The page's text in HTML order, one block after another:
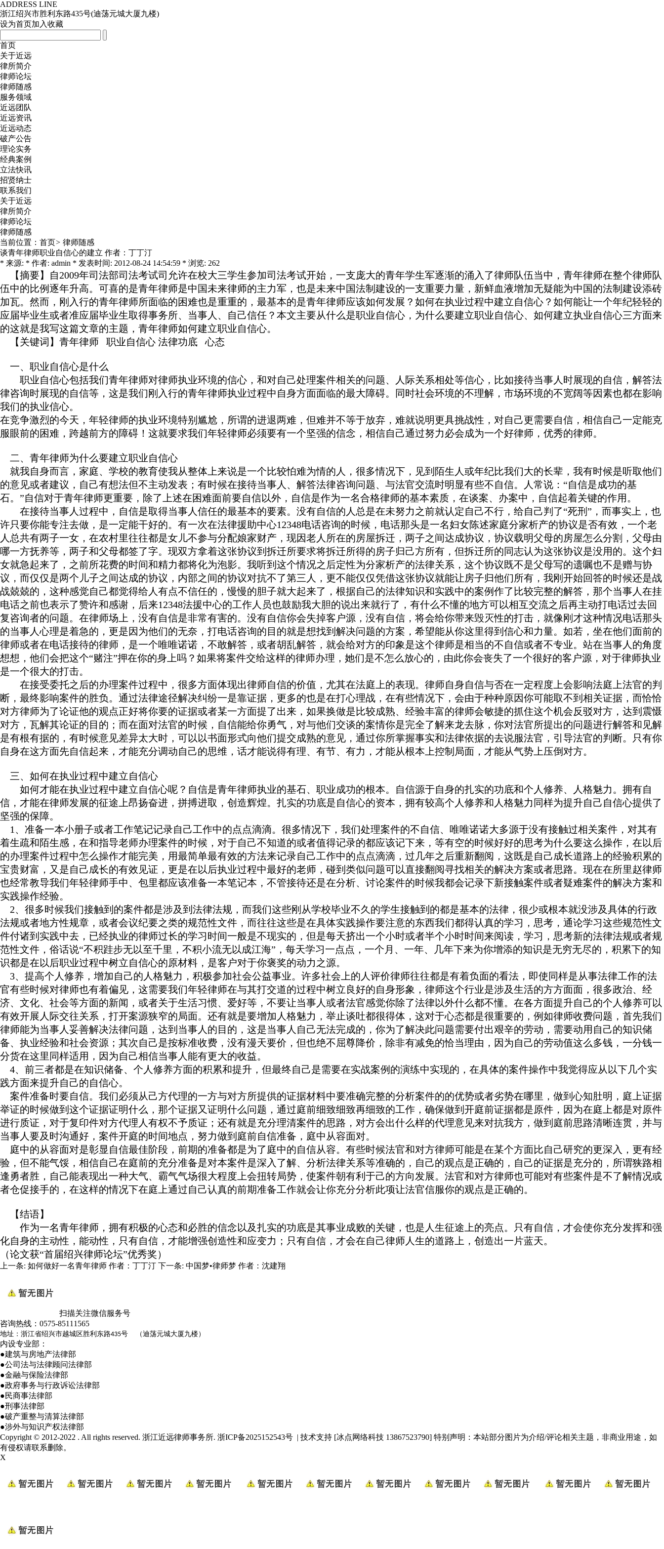
ADDRESS LINE
浙江绍兴市胜利东路435号(迪荡元城大厦九楼)
设为首页加入收藏
首页
关于近远
律所简介
律师论坛
律师随感
服务领域
近远团队
近远资讯
近远动态
破产公告
理论实务
经典案例
立法快讯
招贤纳士
联系我们
关于近远
律所简介
律师论坛
律师随感
当前位置： 首页> 律师随感
谈青年律师职业自信心的建立 作者：丁丁汀
* 来源: * 作者: admin * 发表时间: 2012-08-24 14:54:59 * 浏览: 262
【摘要】自2009年司法部司法考试司允许在校大三学生参加司法考试开始，一支庞大的青年学生军逐渐的涌入了律师队伍当中，青年律师在整个律师队
伍中的比例逐年升高。可喜的是青年律师是中国未来律师的主力军，也是未来中国法制建设的一支重要力量，新鲜血液增加无疑能为中国的法制建设添砖
加瓦。然而，刚入行的青年律师所面临的困难也是重重的，最基本的是青年律师应该如何发展？如何在执业过程中建立自信心？如何能让一个年纪轻轻的
应届毕业生或者准应届毕业生取得事务所、当事人、自己信任？本文主要从什么是职业自信心，为什么要建立职业自信心、如何建立执业自信心三方面来
的这就是我写这篇文章的主题，青年律师如何建立职业自信心。
【关键词 】青年律师 职业自信心 法律功底 心态
一、职业自信心是什么
职业自信心包括我们青年律师对律师执业环境的信心，和对自己处理案件相关的问题、人际关系相处等信心，比如接待当事人时展现的自信，解答法
律咨询时展现的自信等，这是我们刚入行的青年律师执业过程中自身方面面临的最大障碍。同时社会环境的不理解，市场环境的不宽阔等因素也都在影响
我们的执业信心。
在竞争激烈的今天，年轻律师的执业环境特别尴尬，所谓的进退两难，但难并不等于放弃，难就说明更具挑战性，对自己更需要自信，相信自己一定能克
服眼前的困难，跨越前方的障碍！这就要求我们年轻律师必须要有一个坚强的信念，相信自己通过努力必会成为一个好律师，优秀的律师。
二、青年律师为什么要建立职业自信心
就我自身而言，家庭、学校的教育使我从整体上来说是一个比较怕难为情的人，很多情况下，见到陌生人或年纪比我们大的长辈，我有时候是听取他们
的意见或者建议，自己有想法但不主动发表；有时候在接待当事人、解答法律咨询问题、与法官交流时明显有些不自信。人常说：“自信是成功的基
石。”自信对于青年律师更重要，除了上述在困难面前要自信以外，自信是作为一名合格律师的基本素质，在谈案、办案中，自信起着关键的作用。
在接待当事人过程中，自信是取得当事人信任的最基本的要素。没有自信的人总是在未努力之前就认定自己不行，给自己判了“死刑”，而事实上，也
许只要你能专注去做，是一定能干好的。有一次在法律援助中心12348电话咨询的时候，电话那头是一名妇女陈述家庭分家析产的协议是否有效，一个老
人总共有两子一女，在农村里往往都是女儿不参与分配娘家财产，现因老人所在的房屋拆迁，两子之间达成协议，协议载明父母的房屋怎么分割，父母由
哪一方抚养等，两子和父母都签了字。现双方拿着这张协议到拆迁所要求将拆迁所得的房子归己方所有，但拆迁所的同志认为这张协议是没用的。这个妇
女就急起来了，之前所花费的时间和精力都将化为泡影。我听到这个情况之后定性为分家析产的法律关系，这个协议既不是父母写的遗嘱也不是赠与协
议，而仅仅是两个儿子之间达成的协议，内部之间的协议对抗不了第三人，更不能仅仅凭借这张协议就能让房子归他们所有，我刚开始回答的时候还是战
战兢兢的，这种感觉自己都觉得给人有点不信任的，慢慢的胆子就大起来了，根据自己的法律知识和实践中的案例作了比较完整的解答，那个当事人在挂
电话之前也表示了赞许和感谢，后来12348法援中心的工作人员也鼓励我大胆的说出来就行了，有什么不懂的地方可以相互交流之后再主动打电话过去回
复咨询者的问题。在律师场上，没有自信是非常有害的。没有自信你会失掉客户源，没有自信，将会给你带来毁灭性的打击，就像刚才这种情况电话那头
的当事人心理是着急的，更是因为他们的无奈，打电话咨询的目的就是想找到解决问题的方案，希望能从你这里得到信心和力量。如若，坐在他们面前的
律师或者在电话接待的律师，是一个唯唯诺诺，不敢解答，或者胡乱解答，就会给对方的印象是这个律师是相当的不自信或者不专业。站在当事人的角度
想想，他们会把这个“赌注”押在你的身上吗？如果将案件交给这样的律师办理，她们是不怎么放心的，由此你会丧失了一个很好的客户源，对于律师执业
是一个很大的打击。
在接受委托之后的办理案件过程中，很多方面体现出律师自信的价值，尤其在法庭上的表现。律师自身自信与否在一定程度上会影响法庭上法官的判
断，最终影响案件的胜负。通过法律途径解决纠纷一是靠证据，更多的也是在打心理战，在有些情况下，会由于种种原因你可能取不到相关证据，而恰恰
对方律师为了论证他的观点正好将你要的证据或者某一方面提了出来，如果换做是比较成熟、经验丰富的律师会敏捷的抓住这个机会反驳对方，达到震慑
对方，瓦解其论证的目的；而在面对法官的时候，自信能给你勇气，对与他们交谈的案情你是完全了解来龙去脉，你对法官所提出的问题进行解答和见解
是有根有据的，有时候意见差异太大时，可以以书面形式向他们提交成熟的意见，通过你所掌握事实和法律依据的去说服法官，引导法官的判断。只有你
自身在这方面先自信起来，才能充分调动自己的思维，话才能说得有理、有节、有力，才能从根本上控制局面，才能从气势上压倒对方。
三、如何在执业过程中建立自信心
如何才能在执业过程中建立自信心呢？自信是青年律师执业的基石、职业成功的根本。自信源于自身的扎实的功底和个人修养、人格魅力。拥有自
信，才能在律师发展的征途上昂扬奋进，拼搏进取，创造辉煌。扎实的功底是自信心的资本，拥有较高个人修养和人格魅力同样为提升自己自信心提供了
坚强的保障。
1、准备一本小册子或者工作笔记记录自己工作中的点点滴滴。很多情况下，我们处理案件的不自信、唯唯诺诺大多源于没有接触过相关案件，对其有
着生疏和陌生感，在和指导老师办理案件的时候，对于自己不知道的或者值得记录的都应该记下来，等有空的时候好好的思考为什么要这么操作，在以后
的办理案件过程中怎么操作才能完美，用最简单最有效的方法来记录自己工作中的点点滴滴，过几年之后重新翻阅，这既是自己成长道路上的经验积累的
宝贵财富，又是自己成长的有效见证，更是在以后执业过程中最好的老师，碰到类似问题可以直接翻阅寻找相关的解决方案或者思路。现在在所里赵律师
也经常教导我们年轻律师手中、包里都应该准备一本笔记本，不管接待还是在分析、讨论案件的时候我都会记录下新接触案件或者疑难案件的解决方案和
实践操作经验。
2、很多时候我们接触到的案件都是涉及到法律法规，而我们这些刚从学校毕业不久的学生接触到的都是基本的法律，很少或根本就没涉及具体的行政
法规或者地方性规章，或者会议纪要之类的规范性文件，而往往这些是在具体实践操作要注意的东西我们都得认真的学习，思考，通论学习这些规范性文
件付诸到实践中去，已经执业的律师过长的学习时间一般是不现实的，但是每天挤出一个小时或者半个小时时间来阅读，学习，思考新的法律法规或者规
范性文件，俗话说“不积跬步无以至千里，不积小流无以成江海”，每天学习一点点，一个月、一年、几年下来为你增添的知识是无穷无尽的，积累下的知
识都是在以后职业过程中树立自信心的原材料，是客户对于你褒奖的动力之源。
3、提高个人修养，增加自己的人格魅力，积极参加社会公益事业。许多社会上的人评价律师往往都是有着负面的看法，即使同样是从事法律工作的法
官有些时候对律师也有着偏见，这需要我们年轻律师在与其打交道的过程中树立良好的自身形象，律师这个行业是涉及生活的方方面面，很多政治、经
济、文化、社会等方面的新闻，或者关于生活习惯、爱好等，不要让当事人或者法官感觉你除了法律以外什么都不懂。在各方面提升自己的个人修养可以
有效开展人际交往关系，打开案源狭窄的局面。还有就是要增加人格魅力，举止谈吐都很得体，这对于心态都是很重要的，例如律师收费问题，首先我们
律师能为当事人妥善解决法律问题，达到当事人的目的，这是当事人自己无法完成的，你为了解决此问题需要付出艰辛的劳动，需要动用自己的知识储
备、执业经验和社会资源；其次自己是按标准收费，没有漫天要价，但也绝不屈尊降价，除非有减免的恰当理由，因为自己的劳动值这么多钱，一分钱一
分货在这里同样适用，因为自己相信当事人能有更大的收益。
4、前三者都是在知识储备、个人修养方面的积累和提升，但最终自己是需要在实战案例的演练中实现的，在具体的案件操作中我觉得应从以下几个实
践方面来提升自己的自信心。
案件准备时要自信。我们必须从己方代理的一方与对方所提供的证据材料中要准确完整的分析案件的的优势或者劣势在哪里，做到心知肚明，庭上证据
举证的时候做到这个证据证明什么，那个证据又证明什么问题，通过庭前细致细致再细致的工作，确保做到开庭前证据都是原件，因为在庭上都是对原件
进行质证，对于复印件对方代理人有权不予质证；还有就是充分理清案件的思路，对方会出什么样的代理意见来对抗我方，做到庭前思路清晰连贯，并与
当事人要及时沟通好，案件开庭的时间地点，努力做到庭前自信准备，庭中从容面对。
庭中的从容面对是彰显自信最佳阶段，前期的准备都是为了庭中的自信从容。有些时候法官和对方律师可能是在某个方面比自己研究的更深入，更有经
验，但不能气馁，相信自己在庭前的充分准备是对本案件是深入了解、分析法律关系等准确的，自己的观点是正确的，自己的证据是充分的，所谓狭路相
逢勇者胜，自己能表现出一种大气、霸气气场很大程度上会扭转局势，使案件朝有利于己的方向发展。法官和对方律师也可能对有些案件是不了解情况或
者仓促接手的，在这样的情况下在庭上通过自己认真的前期准备工作就会让你充分分析此项让法官信服你的观点是正确的。
【结语】
作为一名青年律师，拥有积极的心态和必胜的信念以及扎实的功底是其事业成败的关键，也是人生征途上的亮点。只有自信，才会使你充分发挥和强
化自身的主动性，能动性，只有自信，才能增强创造性和应变力；只有自信，才会在自己律师人生的道路上，创造出一片蓝天。
（论文获“首届绍兴律师论坛”优秀奖）
上一条: 如何做好一名青年律师 作者：丁丁汀 下一条: 中国梦•律师梦 作者：沈建翔
扫描关注微信服务号
咨询热线： 0575-85111565
地址：浙江省绍兴市越城区胜利东路435号 （迪荡元城大厦九楼）
内设专业部：
●建筑与房地产法律部
●公司法与法律顾问法律部
●金融与保险法律部
●政府事务与行政诉讼法律部
●民商事法律部
●刑事法律部
●破产重整与清算法律部
●涉外与知识产权法律部
Copyright © 2012-2022 . All rights reserved. 浙江近远律师事务所. 浙ICP备2025152543号 | 技术支持 [冰点网络科技 13867523790] 特别声明：本站部分图片为介绍/评论相关主题，非商业用途，如
有侵权请联系删除。
X